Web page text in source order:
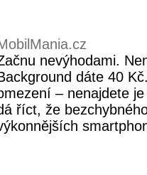
nevýhodami.
dáte 40
– nenajdete
říct, že